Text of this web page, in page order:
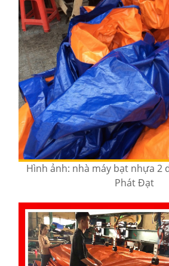
Hình ảnh: nhà máy bạt nhựa 2
Phát Đạt